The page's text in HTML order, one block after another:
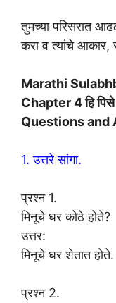
तुमच्या परिसरात
करा व त्यांचे आकार,
Marathi
Chapter 4 हि
Questions and
1. उत्तरे सांगा.
प्रश्न 1.
मिनूचे घर कोठे होते?
उत्तर:
मिनूचे घर शेतात होते.
प्रश्न 2.